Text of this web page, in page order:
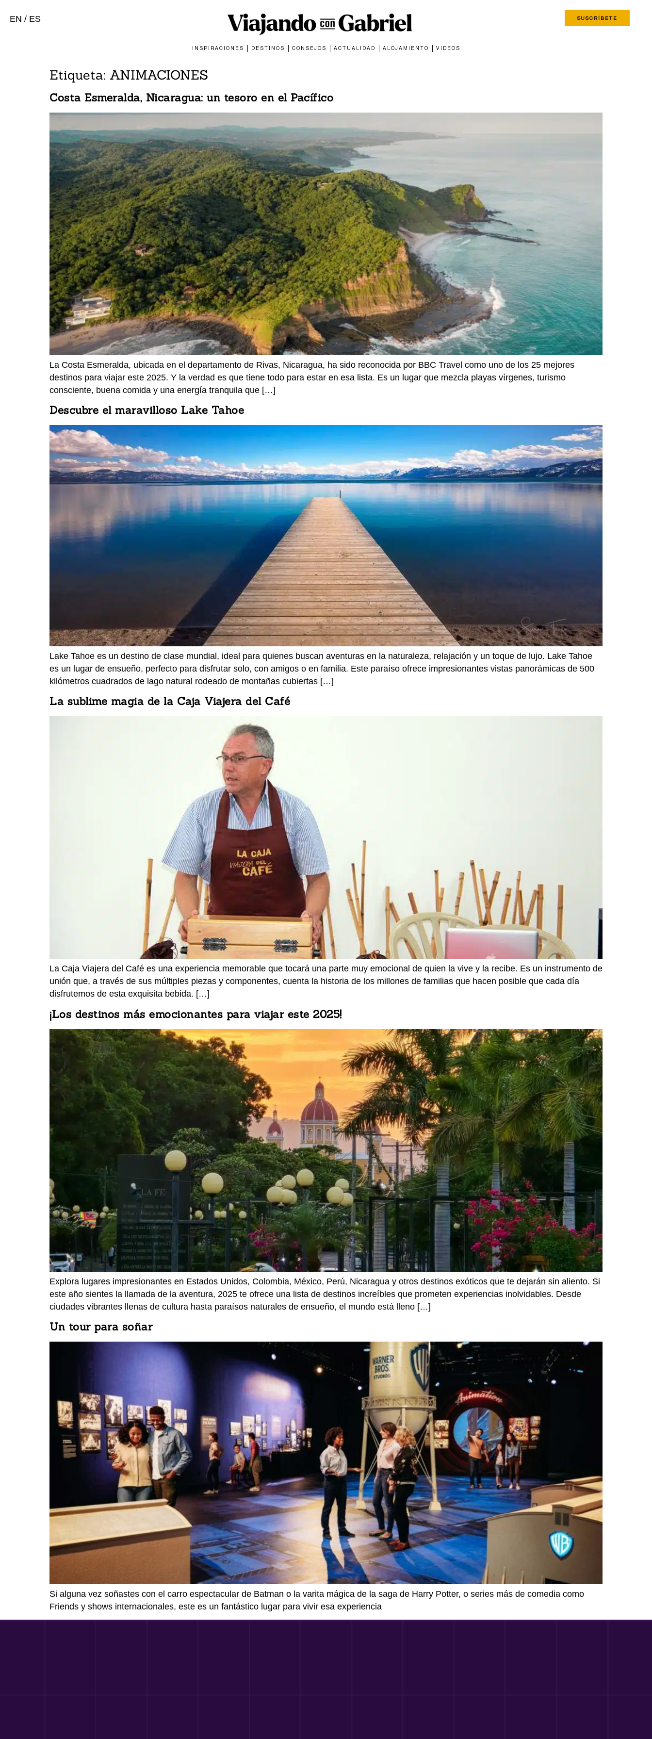
EN / ES SUSCRÍBETE
INSPIRACIONES DESTINOS CONSEJOS ACTUALIDAD ALOJAMIENTO VIDEOS
Etiqueta: ANIMACIONES
Costa Esmeralda, Nicaragua: un tesoro en el Pacífico
La Costa Esmeralda, ubicada en el departamento de Rivas, Nicaragua, ha sido reconocida por BBC Travel como uno de los 25 mejores
destinos para viajar este 2025. Y la verdad es que tiene todo para estar en esa lista. Es un lugar que mezcla playas vírgenes, turismo
consciente, buena comida y una energía tranquila que […]
Descubre el maravilloso Lake Tahoe
Lake Tahoe es un destino de clase mundial, ideal para quienes buscan aventuras en la naturaleza, relajación y un toque de lujo. Lake Tahoe
es un lugar de ensueño, perfecto para disfrutar solo, con amigos o en familia. Este paraíso ofrece impresionantes vistas panorámicas de 500
kilómetros cuadrados de lago natural rodeado de montañas cubiertas […]
La sublime magia de la Caja Viajera del Café
La Caja Viajera del Café es una experiencia memorable que tocará una parte muy emocional de quien la vive y la recibe. Es un instrumento de
unión que, a través de sus múltiples piezas y componentes, cuenta la historia de los millones de familias que hacen posible que cada día
disfrutemos de esta exquisita bebida. […]
¡Los destinos más emocionantes para viajar este 2025!
Explora lugares impresionantes en Estados Unidos, Colombia, México, Perú, Nicaragua y otros destinos exóticos que te dejarán sin aliento. Si
este año sientes la llamada de la aventura, 2025 te ofrece una lista de destinos increíbles que prometen experiencias inolvidables. Desde
ciudades vibrantes llenas de cultura hasta paraísos naturales de ensueño, el mundo está lleno […]
Un tour para soñar
Si alguna vez soñastes con el carro espectacular de Batman o la varita mágica de la saga de Harry Potter, o series más de comedia como
Friends y shows internacionales, este es un fantástico lugar para vivir esa experiencia